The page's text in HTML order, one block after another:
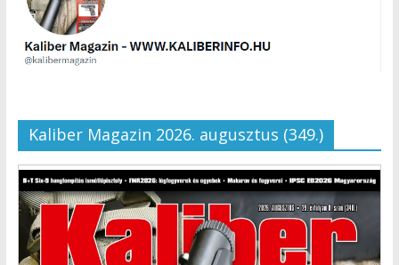
Kaliber Magazin 2026. augusztus (349.)